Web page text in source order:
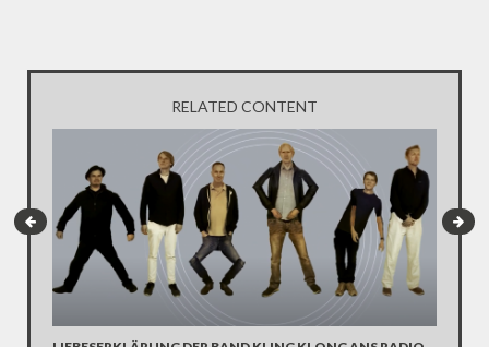
RELATED CONTENT